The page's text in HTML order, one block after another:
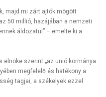
majd mi zárt ajtók mögött
50 millió, hazájában a nemzeti
áldozatul” – emelte ki a
elnöke szerint „az unió kormánya
megfelelő és hatékony a
tagjai, a székelyek ezzel